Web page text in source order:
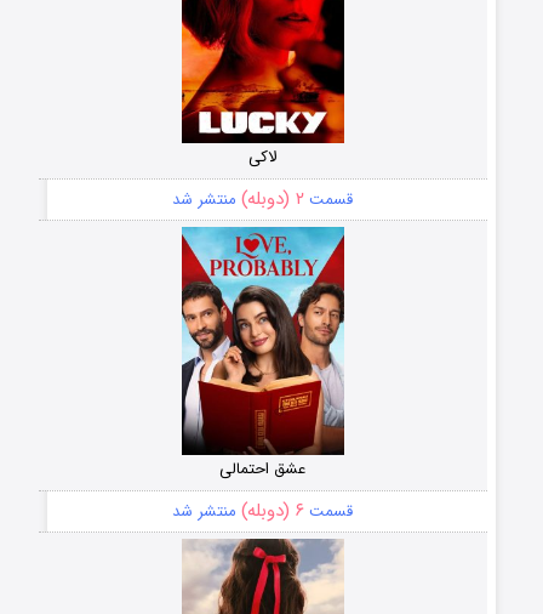
لاکی
قسمت ۲ (دوبله) منتشر شد
عشق احتمالی
قسمت ۶ (دوبله) منتشر شد